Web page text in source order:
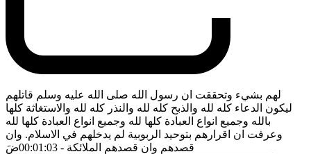
لهم بشيء وتحققت ان رسول الله صلى الله عليه وسلم قاتلهم
ليكون الدعاء كله لله والذبح كله لله والنذر كله لله والاستغاثة كلها
بالله وجميع انواع العبادة كلها لله وجميع انواع العبادة كلها لله
وعرفت ان اقرارهم بتوحيد الربوبية لم يدخلهم في الاسلام. وان
قصدهم وان قصدهم الملائكة - 00:01:03 ضَ